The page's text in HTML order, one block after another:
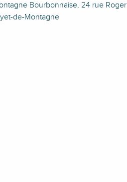
Bourbonnaise, 24 rue Roger
de-Montagne